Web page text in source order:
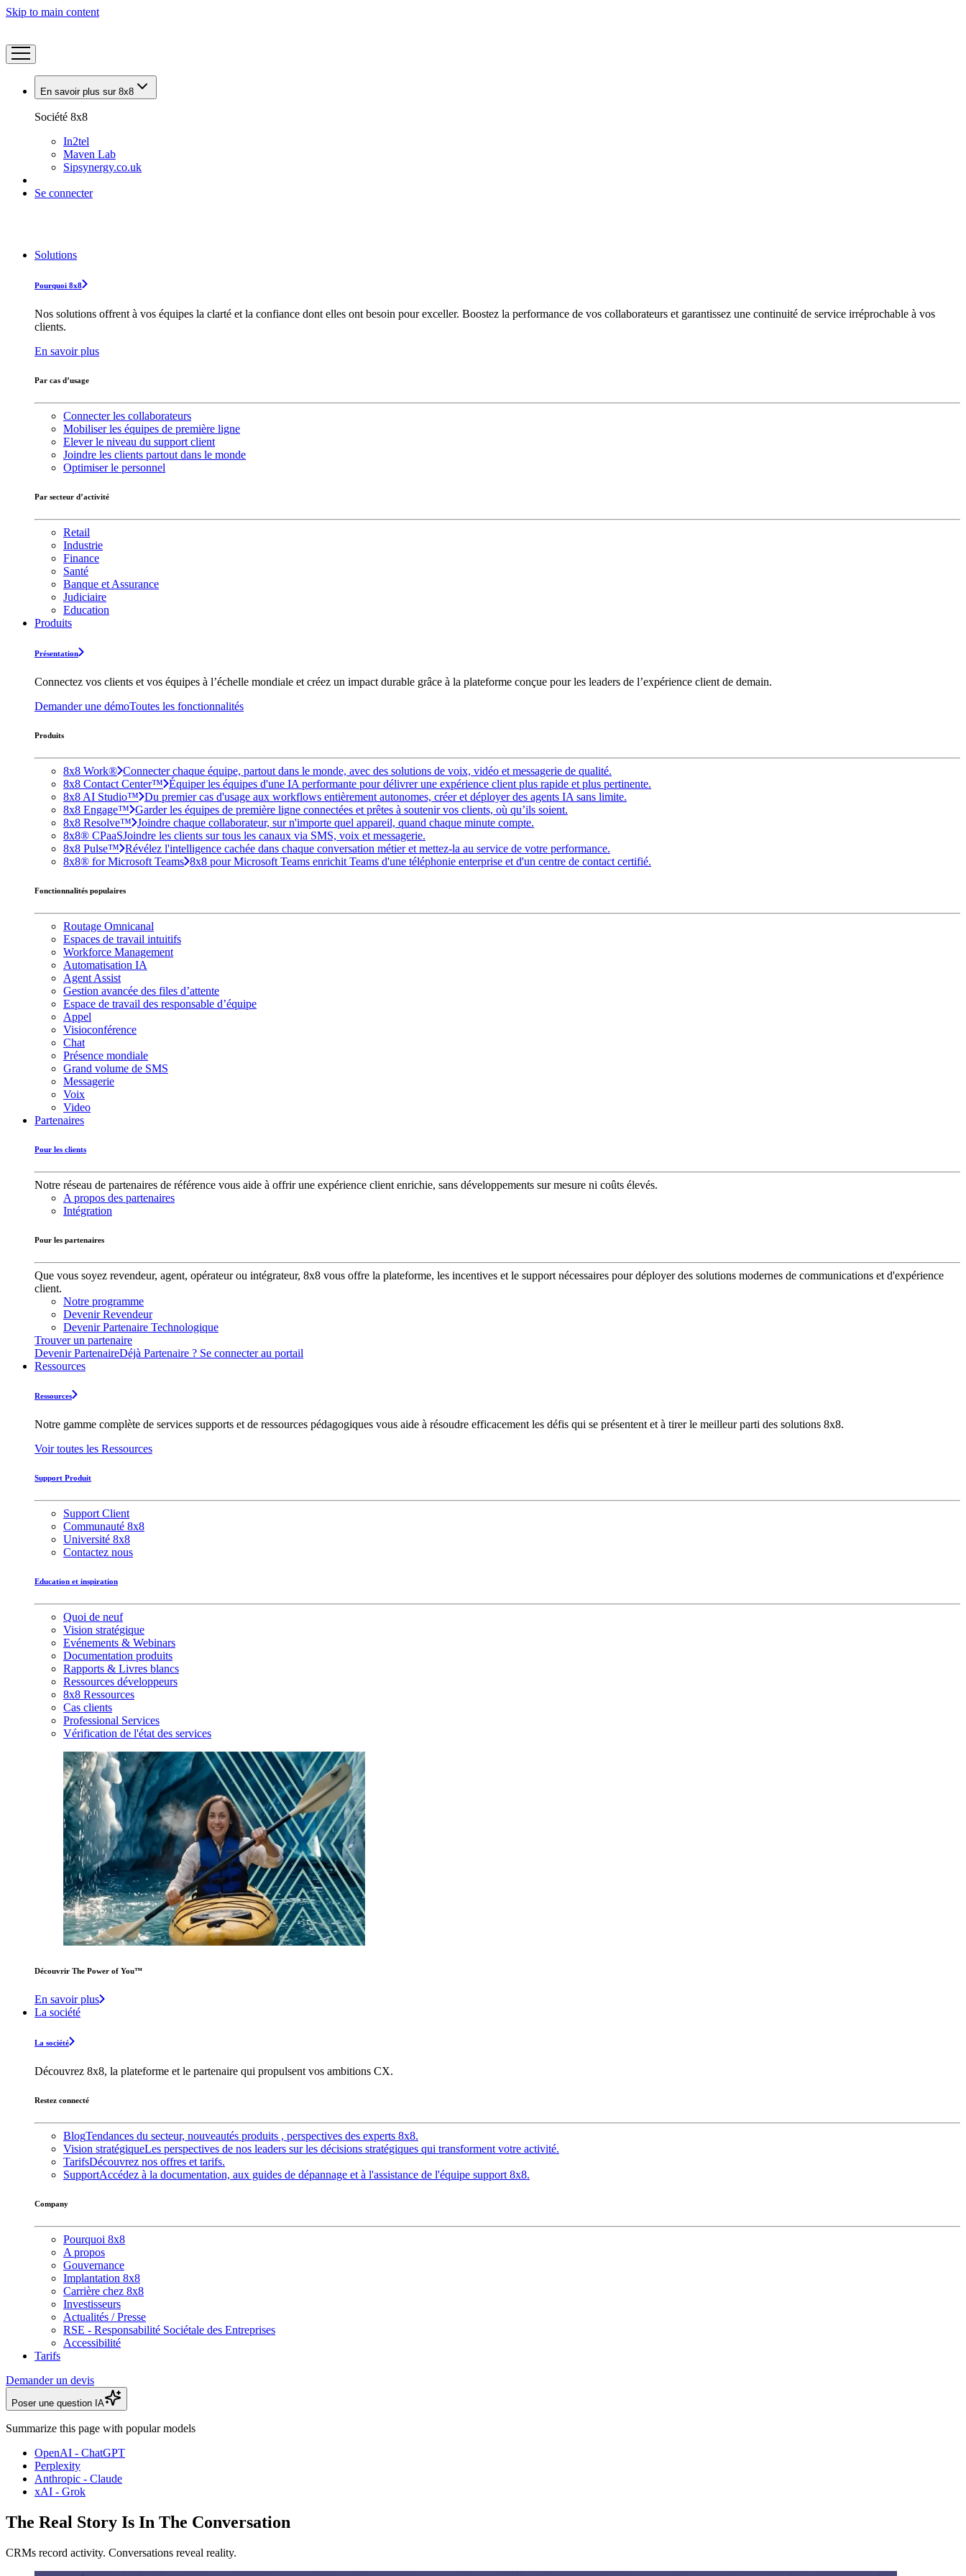
Skip to main content
En savoir plus sur 8x8
Société 8x8
In2tel
Maven Lab
Sipsynergy.co.uk
Se connecter
Solutions
Pourquoi 8x8
Nos solutions offrent à vos équipes la clarté et la confiance dont elles ont besoin pour exceller. Boostez la performance de vos collaborateurs et garantissez une continuité de service irréprochable à vos
clients.
En savoir plus
Par cas d’usage
Connecter les collaborateurs
Mobiliser les équipes de première ligne
Elever le niveau du support client
Joindre les clients partout dans le monde
Optimiser le personnel
Par secteur d’activité
Retail
Industrie
Finance
Santé
Banque et Assurance
Judiciaire
Education
Produits
Présentation
Connectez vos clients et vos équipes à l’échelle mondiale et créez un impact durable grâce à la plateforme conçue pour les leaders de l’expérience client de demain.
Demander une démoToutes les fonctionnalités
Produits
8x8 Work® Connecter chaque équipe, partout dans le monde, avec des solutions de voix, vidéo et messagerie de qualité.
8x8 Contact Center™ Équiper les équipes d'une IA performante pour délivrer une expérience client plus rapide et plus pertinente.
8x8 AI Studio™ Du premier cas d'usage aux workflows entièrement autonomes, créer et déployer des agents IA sans limite.
8x8 Engage™ Garder les équipes de première ligne connectées et prêtes à soutenir vos clients, où qu’ils soient.
8x8 Resolve™ Joindre chaque collaborateur, sur n'importe quel appareil, quand chaque minute compte.
8x8® CPaaSJoindre les clients sur tous les canaux via SMS, voix et messagerie.
8x8 Pulse™ Révélez l'intelligence cachée dans chaque conversation métier et mettez-la au service de votre performance.
8x8® for Microsoft Teams 8x8 pour Microsoft Teams enrichit Teams d'une téléphonie enterprise et d'un centre de contact certifié.
Fonctionnalités populaires
Routage Omnicanal
Espaces de travail intuitifs
Workforce Management
Automatisation IA
Agent Assist
Gestion avancée des files d’attente
Espace de travail des responsable d’équipe
Appel
Visioconférence
Chat
Présence mondiale
Grand volume de SMS
Messagerie
Voix
Video
Partenaires
Pour les clients
Notre réseau de partenaires de référence vous aide à offrir une expérience client enrichie, sans développements sur mesure ni coûts élevés.
A propos des partenaires
Intégration
Pour les partenaires
Que vous soyez revendeur, agent, opérateur ou intégrateur, 8x8 vous offre la plateforme, les incentives et le support nécessaires pour déployer des solutions modernes de communications et d'expérience
client.
Notre programme
Devenir Revendeur
Devenir Partenaire Technologique
Trouver un partenaire
Devenir PartenaireDéjà Partenaire ? Se connecter au portail
Ressources
Ressources
Notre gamme complète de services supports et de ressources pédagogiques vous aide à résoudre efficacement les défis qui se présentent et à tirer le meilleur parti des solutions 8x8.
Voir toutes les Ressources
Support Produit
Support Client
Communauté 8x8
Université 8x8
Contactez nous
Education et inspiration
Quoi de neuf
Vision stratégique
Evénements & Webinars
Documentation produits
Rapports & Livres blancs
Ressources développeurs
8x8 Ressources
Cas clients
Professional Services
Vérification de l'état des services
Découvrir The Power of You™️
En savoir plus
La société
La société
Découvrez 8x8, la plateforme et le partenaire qui propulsent vos ambitions CX.
Restez connecté
BlogTendances du secteur, nouveautés produits , perspectives des experts 8x8.
Vision stratégiqueLes perspectives de nos leaders sur les décisions stratégiques qui transforment votre activité.
TarifsDécouvrez nos offres et tarifs.
SupportAccédez à la documentation, aux guides de dépannage et à l'assistance de l'équipe support 8x8.
Company
Pourquoi 8x8
A propos
Gouvernance
Implantation 8x8
Carrière chez 8x8
Investisseurs
Actualités / Presse
RSE - Responsabilité Sociétale des Entreprises
Accessibilité
Tarifs
Demander un devis
Poser une question IA
Summarize this page with popular models
OpenAI - ChatGPT
Perplexity
Anthropic - Claude
xAI - Grok
The Real Story Is In The Conversation
CRMs record activity. Conversations reveal reality.